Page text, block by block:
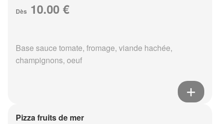
Dès 10.00 €
Base sauce tomate, fromage, viande hachée,
champignons, oeuf
Pizza fruits de mer